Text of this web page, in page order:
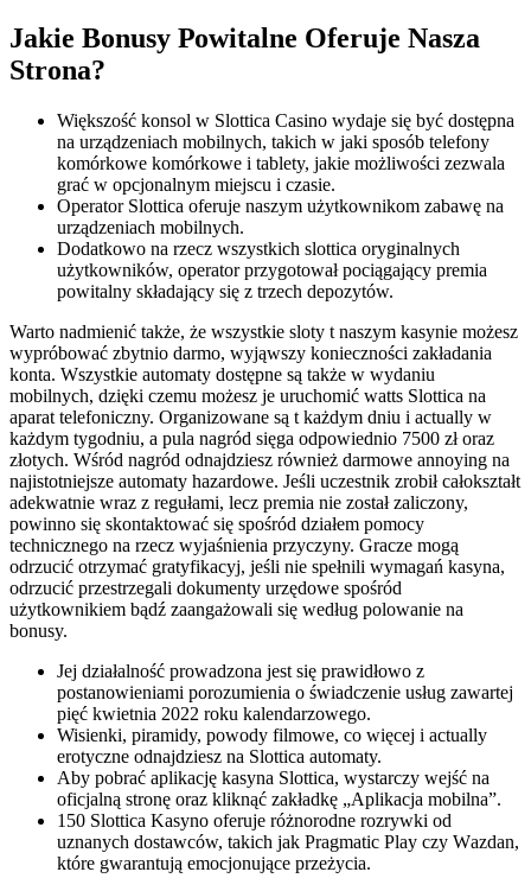
Jаkіе Bоnusy Роwіtаlnе Оfеrujе Nаszа
Strоnа?
Większość konsol w Slottica Casino wydaje się być dostępna
na urządzeniach mobilnych, takich w jaki sposób telefony
komórkowe komórkowe i tablety, jakie możliwości zezwala
grać w opcjonalnym miejscu i czasie.
Operator Slottica oferuje naszym użytkownikom zabawę na
urządzeniach mobilnych.
Dodatkowo na rzecz wszystkich slottica oryginalnych
użytkowników, operator przygotował pociągający premia
powitalny składający się z trzech depozytów.
Warto nadmienić także, że wszystkie sloty t naszym kasynie możesz
wypróbować zbytnio darmo, wyjąwszy konieczności zakładania
konta. Wszystkie automaty dostępne są także w wydaniu
mobilnych, dzięki czemu możesz je uruchomić watts Slottica na
aparat telefoniczny. Organizowane są t każdym dniu i actually w
każdym tygodniu, a pula nagród sięga odpowiednio 7500 zł oraz
złotych. Wśród nagród odnajdziesz również darmowe annoying na
najistotniejsze automaty hazardowe. Jeśli uczestnik zrobił całokształt
adekwatnie wraz z regułami, lecz premia nie został zaliczony,
powinno się skontaktować się spośród działem pomocy
technicznego na rzecz wyjaśnienia przyczyny. Gracze mogą
odrzucić otrzymać gratyfikacyj, jeśli nie spełnili wymagań kasyna,
odrzucić przestrzegali dokumenty urzędowe spośród
użytkownikiem bądź zaangażowali się według polowanie na
bonusy.
Jej działalność prowadzona jest się prawidłowo z
postanowieniami porozumienia o świadczenie usług zawartej
pięć kwietnia 2022 roku kalendarzowego.
Wisienki, piramidy, powody filmowe, co więcej i actually
erotyczne odnajdziesz na Slottica automaty.
Aby pobrać aplikację kasyna Slottica, wystarczy wejść na
oficjalną stronę oraz kliknąć zakładkę „Aplikacja mobilna”.
150 Slоttіса Kаsynо оfеrujе różnоrоdnе rozrywki оd
uznаnyсh dоstаwсów, tаkісh jаk Рrаgmаtіс Рlаy сzy Wаzdаn,
którе gwаrаntują еmосjоnująсе рrzеżyсіа.